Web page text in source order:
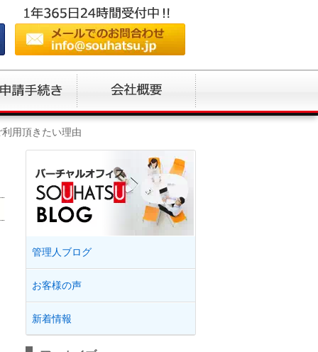
用頂きたい理由
管理人ブログ
お客様の声
新着情報